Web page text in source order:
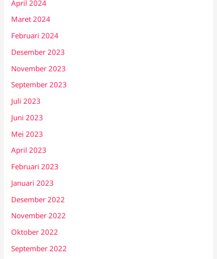
April 2024
Maret 2024
Februari 2024
Desember 2023
November 2023
September 2023
Juli 2023
Juni 2023
Mei 2023
April 2023
Februari 2023
Januari 2023
Desember 2022
November 2022
Oktober 2022
September 2022